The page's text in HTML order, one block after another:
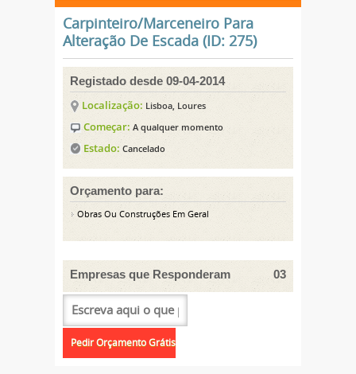
Carpinteiro/Marceneiro Para
Alteração De Escada (ID: 275)
Registado desde 09-04-2014
Localização: Lisboa, Loures
Começar: A qualquer momento
Estado: Cancelado
Orçamento para:
Obras Ou Construções Em Geral
Empresas que Responderam 03